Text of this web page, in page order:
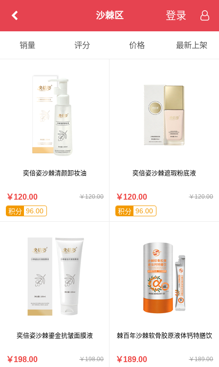
沙棘区 登录
销量 评分 价格 最新上架
奕倍姿沙棘清颜卸妆油
￥120.00
￥120.00
积分 96.00
奕倍姿沙棘遮瑕粉底液
￥120.00
￥120.00
积分 96.00
奕倍姿沙棘鎏金抗皱面膜液
￥198.00
￥198.00
棘百年沙棘软骨胶原液体钙特膳饮
￥189.00
￥189.00